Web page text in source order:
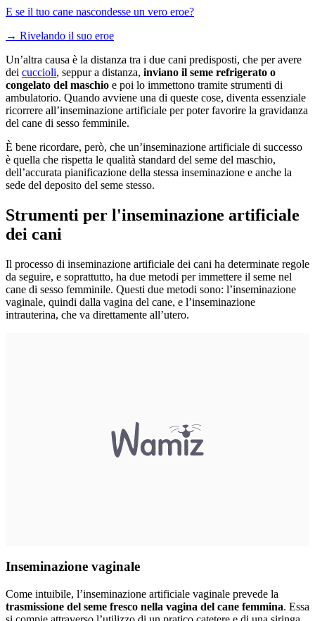
E se il tuo cane nascondesse un vero eroe?
→ Rivelando il suo eroe
Un’altra causa è la distanza tra i due cani predisposti, che per avere
dei cuccioli, seppur a distanza, inviano il seme refrigerato o
congelato del maschio e poi lo immettono tramite strumenti di
ambulatorio. Quando avviene una di queste cose, diventa essenziale
ricorrere all’inseminazione artificiale per poter favorire la gravidanza
del cane di sesso femminile.
È bene ricordare, però, che un’inseminazione artificiale di successo
è quella che rispetta le qualità standard del seme del maschio,
dell’accurata pianificazione della stessa inseminazione e anche la
sede del deposito del seme stesso.
Strumenti per l'inseminazione artificiale
dei cani
Il processo di inseminazione artificiale dei cani ha determinate regole
da seguire, e soprattutto, ha due metodi per immettere il seme nel
cane di sesso femminile. Questi due metodi sono: l’inseminazione
vaginale, quindi dalla vagina del cane, e l’inseminazione
intrauterina, che va direttamente all’utero.
Inseminazione vaginale
Come intuibile, l’inseminazione artificiale vaginale prevede la
trasmissione del seme fresco nella vagina del cane femmina. Essa